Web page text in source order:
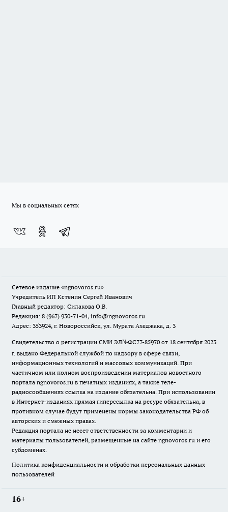
Мы в социальных сетях
Сетевое издание «ngnovoros.ru»
Учредитель ИП Кстенин Сергей Иванович
Главный редактор: Силакова О.В.
Редакция: 8 (967) 930-71-04, info@ngnovoros.ru
Адрес: 353924, г. Новороссийск, ул. Мурата Ахеджака, д. 3
Свидетельство о регистрации СМИ ЭЛ№ФС77-85970 от 18 сентября 2023
г. выдано Федеральной службой по надзору в сфере связи,
информационных технологий и массовых коммуникаций. При
частичном или полном воспроизведении материалов новостного
портала ngnovoros.ru в печатных изданиях, а также теле-
радиосообщениях ссылка на издание обязательна. При использовании
в Интернет-изданиях прямая гиперссылка на ресурс обязательна, в
противном случае будут применены нормы законодательства РФ об
авторских и смежных правах.
Редакция портала не несет ответственности за комментарии и
материалы пользователей, размещенные на сайте ngnovoros.ru и его
субдоменах.
Политика конфиденциальности и обработки персональных данных
пользователей
16+